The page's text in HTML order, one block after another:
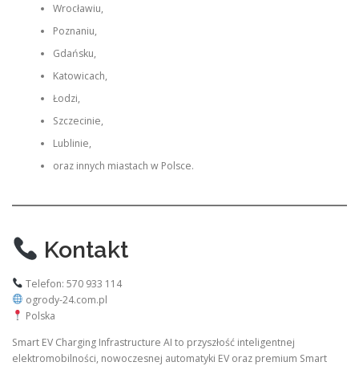
Wrocławiu,
Poznaniu,
Gdańsku,
Katowicach,
Łodzi,
Szczecinie,
Lublinie,
oraz innych miastach w Polsce.
Kontakt
Telefon: 570 933 114
ogrody-24.com.pl
Polska
Smart EV Charging Infrastructure AI to przyszłość inteligentnej
elektromobilności, nowoczesnej automatyki EV oraz premium Smart